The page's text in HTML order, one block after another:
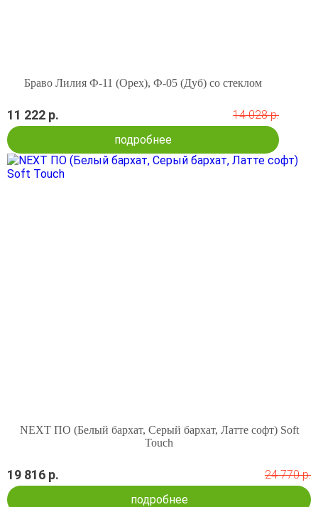
Браво Лилия Ф-11 (Орех), Ф-05 (Дуб) со стеклом
11 222 р.
14 028 р.
подробнее
NEXT ПО (Белый бархат, Серый бархат, Латте софт) Soft
Touch
19 816 р.
24 770 р.
подробнее